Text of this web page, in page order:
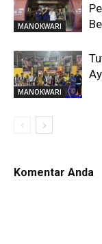
MANOKWARI
MANOKWARI
Komentar Anda